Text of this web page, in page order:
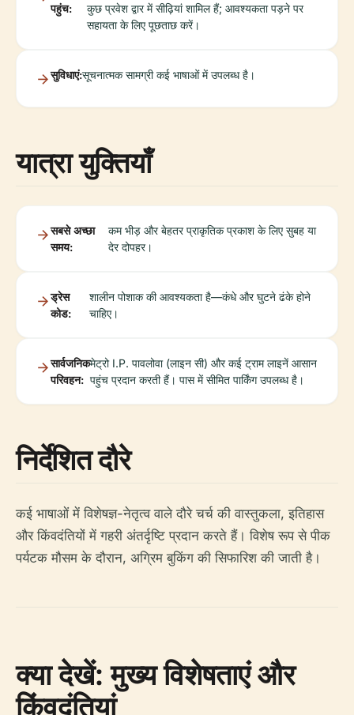
पहुंच:
कुछ प्रवेश द्वार में सीढ़ियां शामिल हैं; आवश्यकता पड़ने पर
सहायता के लिए पूछताछ करें।
सुविधाएं:सूचनात्मक सामग्री कई भाषाओं में उपलब्ध है।
यात्रा युक्तियाँ
सबसे अच्छा
समय:
कम भीड़ और बेहतर प्राकृतिक प्रकाश के लिए सुबह या
देर दोपहर।
ड्रेस
कोड:
शालीन पोशाक की आवश्यकता है—कंधे और घुटने ढंके होने
चाहिए।
सार्वजनिक
परिवहन:
मेट्रो I.P. पावलोवा (लाइन सी) और कई ट्राम लाइनें आसान
पहुंच प्रदान करती हैं। पास में सीमित पार्किंग उपलब्ध है।
निर्देशित दौरे
कई भाषाओं में विशेषज्ञ-नेतृत्व वाले दौरे चर्च की वास्तुकला, इतिहास
और किंवदंतियों में गहरी अंतर्दृष्टि प्रदान करते हैं। विशेष रूप से पीक
पर्यटक मौसम के दौरान, अग्रिम बुकिंग की सिफारिश की जाती है।
क्या देखें: मुख्य विशेषताएं और
किंवदंतियां